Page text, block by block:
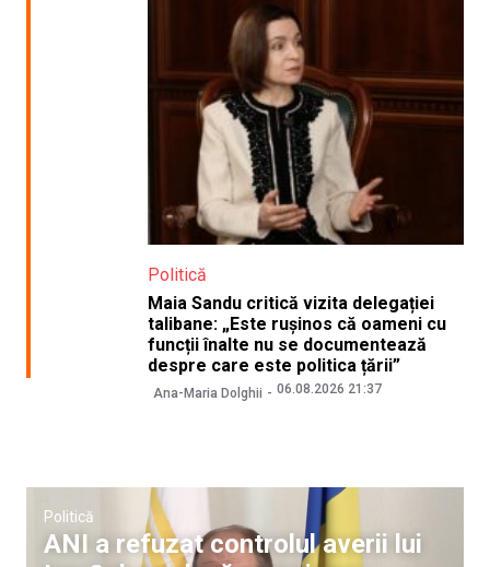
Politică
Maia Sandu critică vizita delegației
talibane: „Este rușinos că oameni cu
funcții înalte nu se documentează
despre care este politica țării”
Ana-Maria Dolghii 06.08.2026 21:37
Politică
ANI a refuzat controlul averii lui